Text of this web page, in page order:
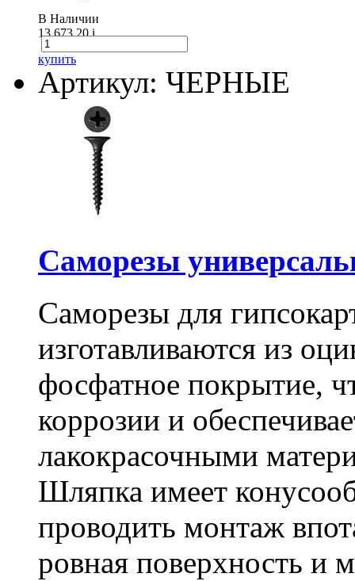
В Наличии
13 673.20i
купить
Артикул: ЧЕРНЫЕ
Саморезы
Саморезы для
изготавливаются из
фосфатное покрытие,
коррозии и
лакокрасочными
Шляпка имеет
проводить монтаж
ровная поверхность и